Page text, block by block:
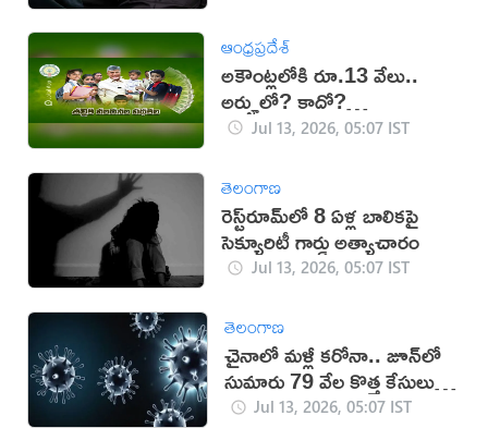
ఆంధ్రప్రదేశ్
అకౌంట్లలోకి రూ.13 వేలు..
అర్హులో? కాదో?
తెలుసుకోండిలా..
Jul 13, 2026, 05:07 IST
తెలంగాణ
రెస్ట్‌రూమ్‌లో 8 ఏళ్ల బాలికపై
సెక్యూరిటీ గార్డు అత్యాచారం
Jul 13, 2026, 05:07 IST
తెలంగాణ
చైనాలో మళ్లీ కరోనా.. జూన్‌లో
సుమారు 79 వేల కొత్త కేసులు
నమోదుJul 13, 2026, 05:07 IST